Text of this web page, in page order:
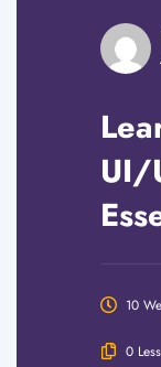
UI/
10
0